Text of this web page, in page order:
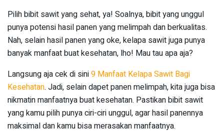
Pilih bibit sawit yang sehat, ya! Soalnya, bibit yang unggul
punya potensi hasil panen yang melimpah dan berkualitas.
Nah, selain hasil panen yang oke, kelapa sawit juga punya
banyak manfaat buat kesehatan, lho! Mau tau apa aja?
Langsung aja cek di sini9 Manfaat Kelapa Sawit Bagi
Kesehatan. Jadi, selain dapet panen melimpah, kita juga bisa
nikmatin manfaatnya buat kesehatan. Pastikan bibit sawit
yang kamu pilih punya ciri-ciri unggul, agar hasil panennya
maksimal dan kamu bisa merasakan manfaatnya.